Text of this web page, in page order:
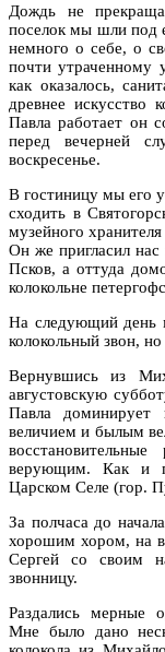
Дождь не
поселок мы шли под
немного о себе, о
почти утраченному
как оказалось,
древнее искусство
Павла работает он
перед вечерней
воскресенье.
В гостиницу мы его
сходить в
музейного
Он же пригласил нас
Псков, а оттуда
колокольне
На следующий день
колокольный звон,
Вернувшись из
августовскую
Павла
величием и былым
верующим. Как и
Царском Селе (гор.
За полчаса до
хорошим хором, на
Сергей со своим
звонницу.
Раздались мерные
Мне было дано